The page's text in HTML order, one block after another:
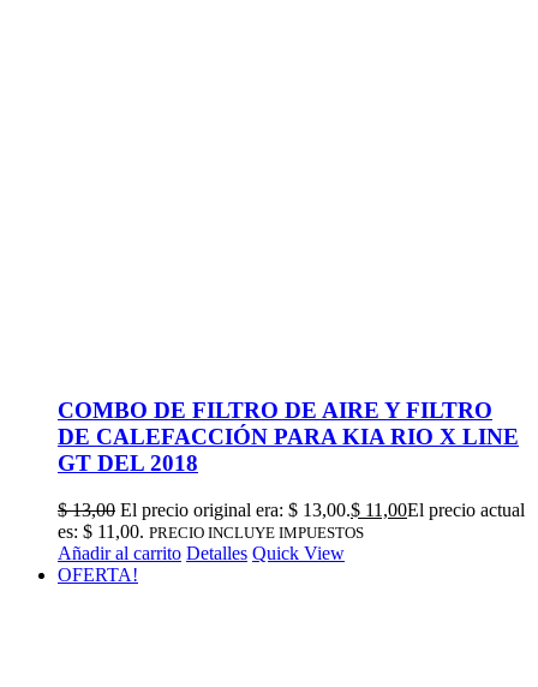
COMBO DE FILTRO DE AIRE Y FILTRO
DE CALEFACCIÓN PARA KIA RIO X LINE
GT DEL 2018
$13,00 El precio original era: $ 13,00.$ 11,00El precio actual
es: $ 11,00. PRECIO INCLUYE IMPUESTOS
Añadir al carrito Detalles Quick View
OFERTA!